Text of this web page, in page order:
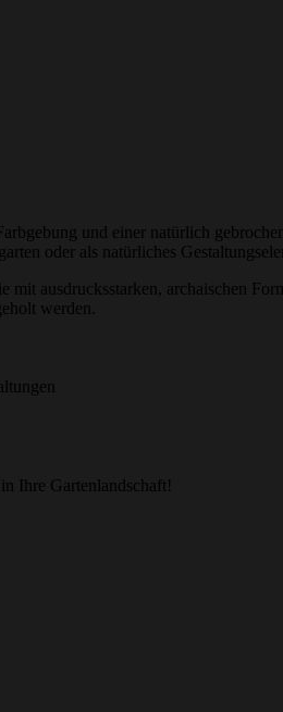
und einer natürlich
oder als natürliches
ausdrucksstarken, archaischen
werden.
Ihre Gartenlandschaft!